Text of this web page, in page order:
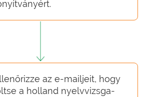
az e-mailjeit, hogy
a holland nyelvvizsga-